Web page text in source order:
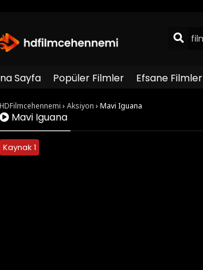
Sayfa Popüler Filmler Efsane Filmler
HDFilmcehennemi › Aksiyon › Mavi Iguana
Mavi Iguana
Kaynak 1